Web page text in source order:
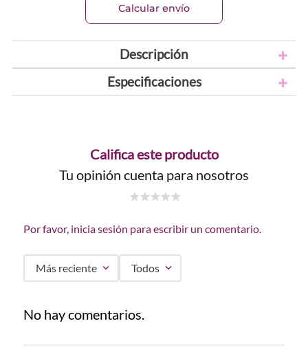
Calcular envío
Descripción
Especificaciones
Califica este producto
Tu opinión cuenta para nosotros
Por favor, inicia sesión para escribir un comentario.
Más reciente Todos
No hay comentarios.